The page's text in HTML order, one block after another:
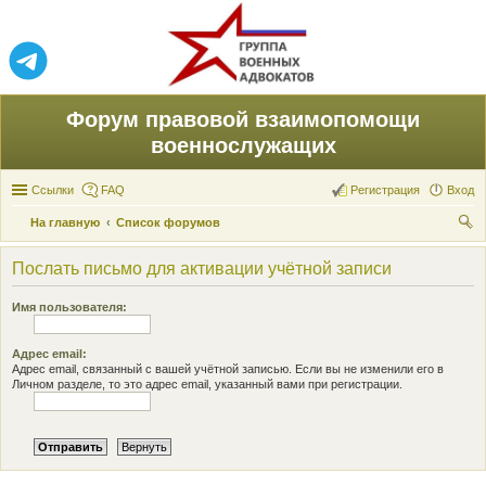
Форум правовой взаимопомощи
военнослужащих
Ссылки FAQ Вход
Регистрация
На главную
Список форумов
ои
Послать письмо для активации учётной записи
Имя пользователя:
Адрес email:
Адрес email, связанный с вашей учётной записью. Если вы не изменили его в
Личном разделе, то это адрес email, указанный вами при регистрации.